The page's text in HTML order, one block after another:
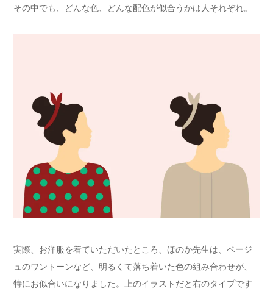
その中でも、どんな色、どんな配色が似合うかは人それぞれ。
実際、お洋服を着ていただいたところ、ほのか先生は、ベージ
ュのワントーンなど、明るくて落ち着いた色の組み合わせが、
特にお似合いになりました。上のイラストだと右のタイプです